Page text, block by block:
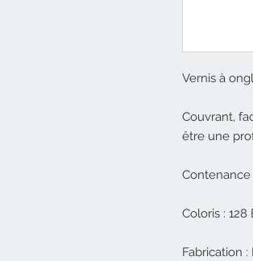
Vernis à
Couvrant,
être une
Contenance
Coloris : 128
Fabrication :